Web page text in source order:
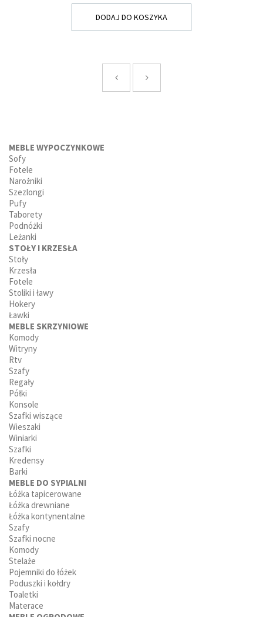
DODAJ DO KOSZYKA
MEBLE WYPOCZYNKOWE
Sofy
Fotele
Narożniki
Szezlongi
Pufy
Taborety
Podnóżki
Leżanki
STOŁY I KRZESŁA
Stoły
Krzesła
Fotele
Stoliki i ławy
Hokery
Ławki
MEBLE SKRZYNIOWE
Komody
Witryny
Rtv
Szafy
Regały
Półki
Konsole
Szafki wiszące
Wieszaki
Winiarki
Szafki
Kredensy
Barki
MEBLE DO SYPIALNI
Łóżka tapicerowane
Łóżka drewniane
Łóżka kontynentalne
Szafy
Szafki nocne
Komody
Stelaże
Pojemniki do łóżek
Poduszki i kołdry
Toaletki
Materace